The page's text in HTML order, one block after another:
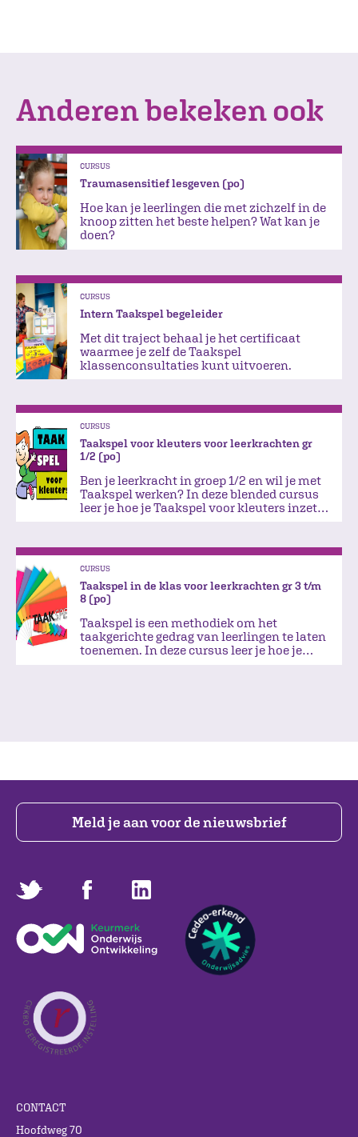
Anderen bekeken ook
CURSUS
Traumasensitief lesgeven (po)
Hoe kan je leerlingen die met zichzelf in de
knoop zitten het beste helpen? Wat kan je
doen?
CURSUS
Intern Taakspel begeleider
Met dit traject behaal je het certificaat
waarmee je zelf de Taakspel
klassenconsultaties kunt uitvoeren.
CURSUS
Taakspel voor kleuters voor leerkrachten gr
1/2 (po)
Ben je leerkracht in groep 1/2 en wil je met
Taakspel werken? In deze blended cursus
leer je hoe je Taakspel voor kleuters inzet
CURSUS
Taakspel in de klas voor leerkrachten gr 3 t/m
8 (po)
Taakspel is een methodiek om het
taakgerichte gedrag van leerlingen te laten
toenemen. In deze cursus leer je hoe je
Meld je aan voor de nieuwsbrief
CONTACT
Hoofdweg 70